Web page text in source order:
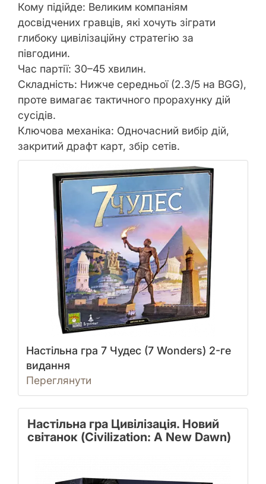
Кому підійде: Великим компаніям
досвідчених гравців, які хочуть зіграти
глибоку цивілізаційну стратегію за
півгодини.
Час партії: 30–45 хвилин.
Складність: Нижче середньої (2.3/5 на BGG),
проте вимагає тактичного прорахунку дій
сусідів.
Ключова механіка: Одночасний вибір дій,
закритий драфт карт, збір сетів.
Настільна гра 7 Чудес (7 Wonders) 2-ге
видання
Переглянути
Настільна гра Цивілізація. Новий
світанок (Civilization: A New Dawn)